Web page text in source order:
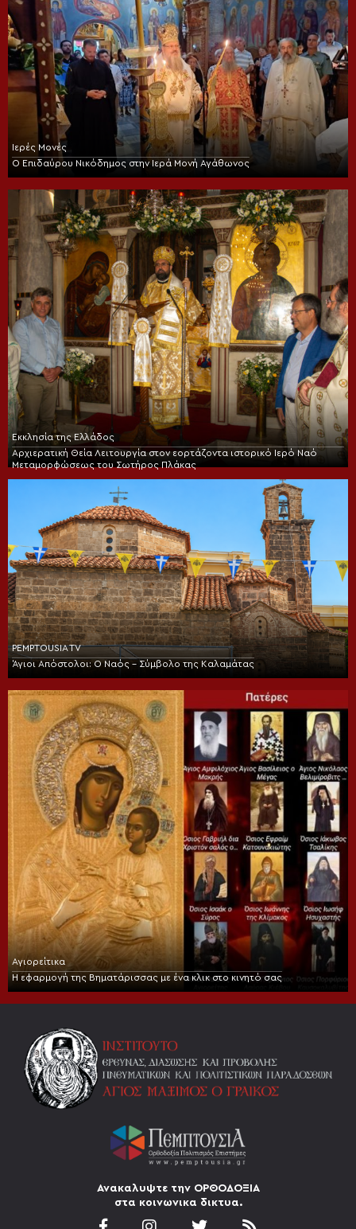
Ιερές Μονές
Ο Επιδαύρου Νικόδημος στην Ιερά Μονή Αγάθωνος
Εκκλησία της Ελλάδος
Αρχιερατική Θεία Λειτουργία στον εορτάζοντα ιστορικό Ιερό Ναό
Μεταμορφώσεως του Σωτήρος Πλάκας
PEMPTOUSIA TV
Άγιοι Απόστολοι: Ο Ναός – Σύμβολο της Καλαμάτας
Αγιορείτικα
Η εφαρμογή της Βηματάρισσας με ένα κλικ στο κινητό σας
Ανακαλυψτε την ΟΡΘΟΔΟΞΙΑ
στα κοινωνικα δικτυα.